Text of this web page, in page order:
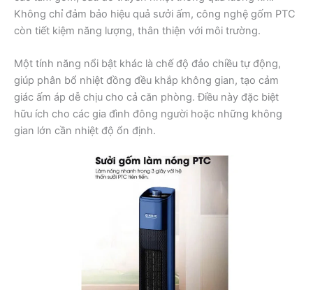
Không chỉ đảm bảo hiệu quả sưởi ấm, công nghệ gốm PTC
còn tiết kiệm năng lượng, thân thiện với môi trường.
Một tính năng nổi bật khác là chế độ đảo chiều tự động,
giúp phân bổ nhiệt đồng đều khắp không gian, tạo cảm
giác ấm áp dễ chịu cho cả căn phòng. Điều này đặc biệt
hữu ích cho các gia đình đông người hoặc những không
gian lớn cần nhiệt độ ổn định.